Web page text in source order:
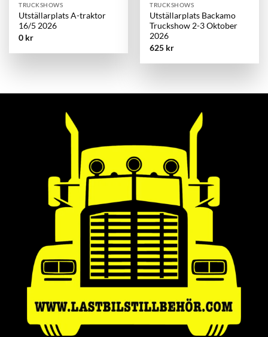
TRUCKSHOWS
Utställarplats A-traktor
16/5 2026
0 kr
TRUCKSHOWS
Utställarplats Backamo
Truckshow 2-3 Oktober
2026
625 kr